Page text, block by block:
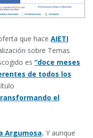
que hace AIETI
sobre Temas
es “doce meses
de todos los
el
Argumosa. Y aunque